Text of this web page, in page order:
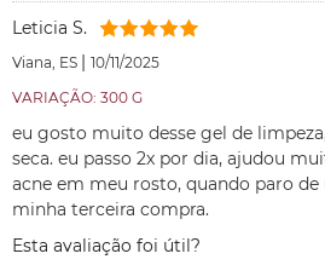
Leticia S.
Viana, ES | 10/11/2025
VARIAÇÃO: 300 G
eu gosto muito desse gel de
seca. eu passo 2x por dia, ajudou
acne em meu rosto, quando paro de
minha terceira compra.
Esta avaliação foi útil?